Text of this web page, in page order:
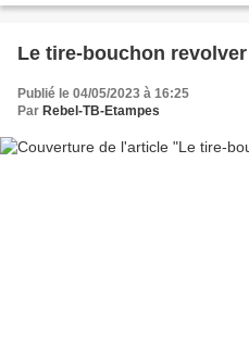
Le tire-bouchon
Publié le 04/05/2023 à 16:25
Par Rebel-TB-Etampes